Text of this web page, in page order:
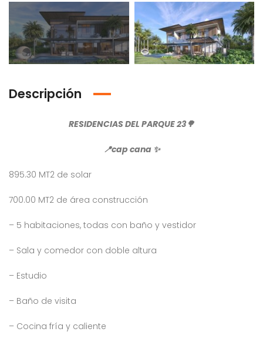
Descripción
RESIDENCIAS DEL PARQUE 23 🌳
📍cap cana ✨
895.30 MT2 de solar
700.00 MT2 de área construcción
– 5 habitaciones, todas con baño y vestidor
– Sala y comedor con doble altura
– Estudio
– Baño de visita
– Cocina fría y caliente
Don Paco III, Santo Domingo Este, República Dominicana Crisfer Punta Cana, Calle Edgar Allan Poe, Punta Cana, República Dominicana